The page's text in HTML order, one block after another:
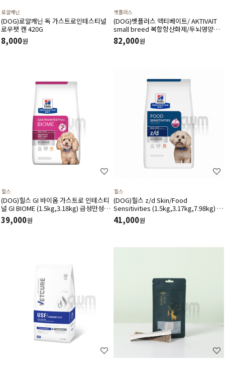
로얄캐닌
(DOG)로얄캐닌 독 가스트로인테스티널
로우팻 캔 420G
8,000원
벳플러스
(DOG)벳플러스 액티베이트/ AKTIVAIT
small breed 복합항산화제/두뇌영양공
급,인지력상승(60캡슐)소형견용
82,000원
힐스
(DOG)힐스 GI 바이옴­ 가스트로 인테스티
널 GI BIOME (1.5kg,3.18kg) 급성만성위
장관질환-처방식,처방사료
39,000원
힐스
(DOG)힐스 z/d Skin/Food
Sensitivities (1.5kg,3.17kg,7.98kg) 식
이민감증 피부질환 위장관계-처방식,처방
사료
41,000원